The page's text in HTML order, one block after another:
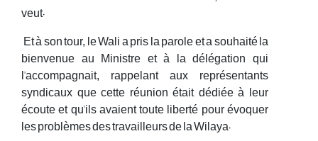
veut.
Et à son tour, le Wali a pris la parole et a souhaité la
bienvenue au Ministre et à la délégation qui
l'accompagnait, rappelant aux représentants
syndicaux que cette réunion était dédiée à leur
écoute et qu'ils avaient toute liberté pour évoquer
les problèmes des travailleurs de la Wilaya.